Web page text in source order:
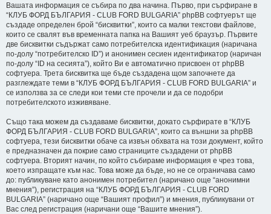
Вашата информация се събира по два начина. Първо, при сърфиране в
“КЛУБ ФОРД БЪЛГАРИЯ - CLUB FORD BULGARIA” phpBB софтуерът ще
създаде определен брой “бисквитки”, които са малки текстови файлове,
които се свалят във временната папка на Вашият уеб браузър. Първите
две бисквитки съдържат само потребителска идентификация (наричана
по-долу “потребителско ID”) и анонимен сесиен идентификатор (наричан
по-долу “ID на сесията”), който Ви е автоматично присвоен от phpBB
софтуера. Трета бисквитка ще бъде създадена щом започнете да
разглеждате теми в “КЛУБ ФОРД БЪЛГАРИЯ - CLUB FORD BULGARIA” и
се използва за се следи кои теми сте прочели и да се подобри
потребителското изживяване.
Също така можем да създаваме бисквитки, докато сърфирате в “КЛУБ
ФОРД БЪЛГАРИЯ - CLUB FORD BULGARIA”, които са външни за phpBB
софтуера, тези бисквитки обаче са извън обхвата на този документ, който
е предназначен да покрие само страниците създадени от phpBB
софтуера. Вторият начин, по който събираме информация е чрез това,
което изпращате към нас. Това може да бъде, но не се ограничава само
до: публикуване като анонимен потребител (наричано още “анонимни
мнения”), регистрация на “КЛУБ ФОРД БЪЛГАРИЯ - CLUB FORD
BULGARIA” (наричано още “Вашият профил”) и мнения, публикувани от
Вас след регистрация (наричани още “Вашите мнения”).